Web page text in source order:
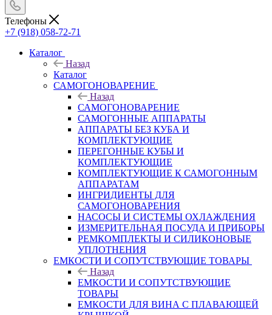
Телефоны
+7 (918) 058-72-71
Каталог
Назад
Каталог
САМОГОНОВАРЕНИЕ
Назад
САМОГОНОВАРЕНИЕ
САМОГОННЫЕ АППАРАТЫ
АППАРАТЫ БЕЗ КУБА И
КОМПЛЕКТУЮЩИЕ
ПЕРЕГОННЫЕ КУБЫ И
КОМПЛЕКТУЮЩИЕ
КОМПЛЕКТУЮЩИЕ К САМОГОННЫМ
АППАРАТАМ
ИНГРИДИЕНТЫ ДЛЯ
САМОГОНОВАРЕНИЯ
НАСОСЫ И СИСТЕМЫ ОХЛАЖДЕНИЯ
ИЗМЕРИТЕЛЬНАЯ ПОСУДА И ПРИБОРЫ
РЕМКОМПЛЕКТЫ И СИЛИКОНОВЫЕ
УПЛОТНЕНИЯ
ЕМКОСТИ И СОПУТСТВУЮЩИЕ ТОВАРЫ
Назад
ЕМКОСТИ И СОПУТСТВУЮЩИЕ
ТОВАРЫ
ЕМКОСТИ ДЛЯ ВИНА С ПЛАВАЮЩЕЙ